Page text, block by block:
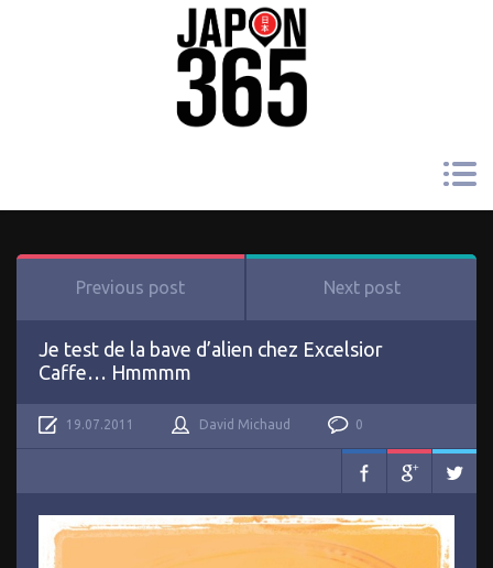
Previous post Next post
Je test de la bave d’alien chez Excelsior
Caffe… Hmmmm
19.07.2011 David Michaud 0